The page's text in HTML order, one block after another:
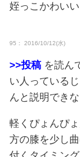
姪っこかわい
95： 2016/10/12(水)
>>投稿 を読ん
い人っている
んと説明でき
軽くぴょんぴ
方の膝を少し